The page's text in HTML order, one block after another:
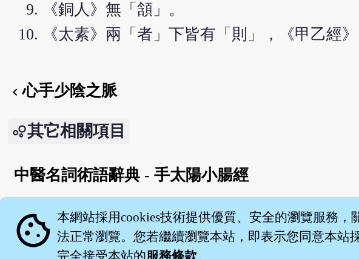
《銅人》無「頷」。
《太素》兩「者」下皆有「則」，《甲乙經》
chevron_left心手少陰之脈
其它相關項目
中醫名詞術語辭典 - 手太陽小腸經
English version
cookie 本網站採用cookies技術提供優質、安全的瀏覽服務，
法正常瀏覽。您若繼續瀏覽本站，即表示您同意本站
完全接受本站的服務條款。